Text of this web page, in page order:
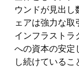
ウンドが見出
ェアは強力な
インフラスト
への資本の安
し続けているこ